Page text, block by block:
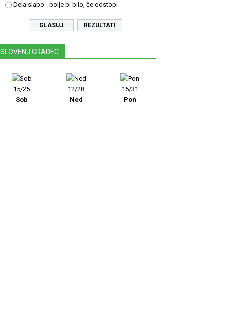
Dela slabo - bolje bi bilo, če odstopi
REZULTATI
SLOVENJ GRADEC
15/25
Sob
12/28
Ned
15/31
Pon